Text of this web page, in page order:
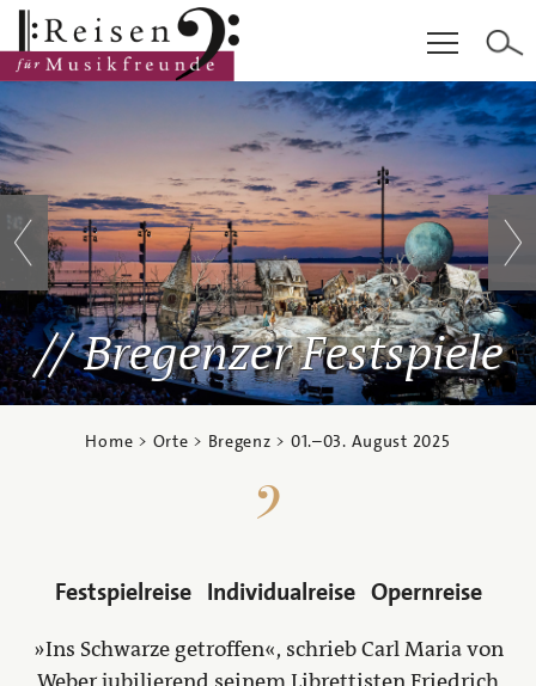
Hauptinhalt Fußzeile Cookie-Einstellungen
Bregenzer Festspiele
Home > Orte > Bregenz > 01.–03. August 2025
Festspielreise Individualreise Opernreise
»Ins Schwarze getroffen«, schrieb Carl Maria von